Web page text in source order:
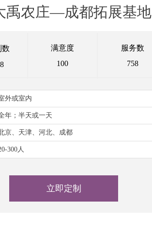
禹农庄—成都拓展基地
数
满意度
100
服务数
758
外或室内
年；半天或一天
京、天津、河北、成都
300人
立即定制